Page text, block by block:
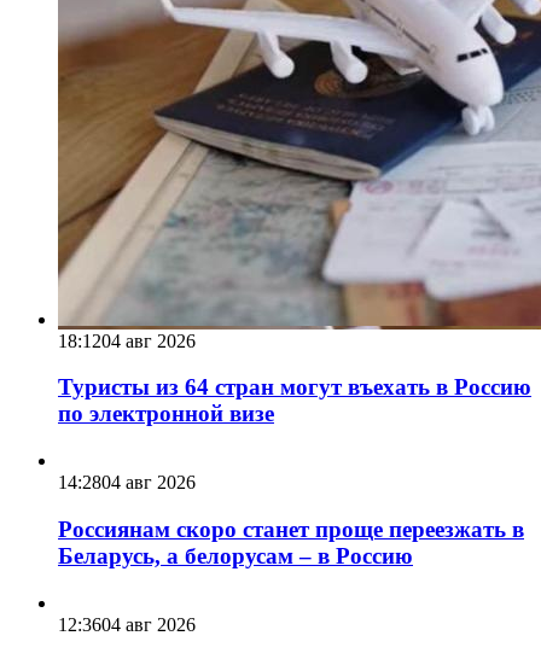
18:1204 авг 2026
Туристы из 64 стран могут въехать в Россию
по электронной визе
14:2804 авг 2026
Россиянам скоро станет проще переезжать в
Беларусь, а белорусам – в Россию
12:3604 авг 2026